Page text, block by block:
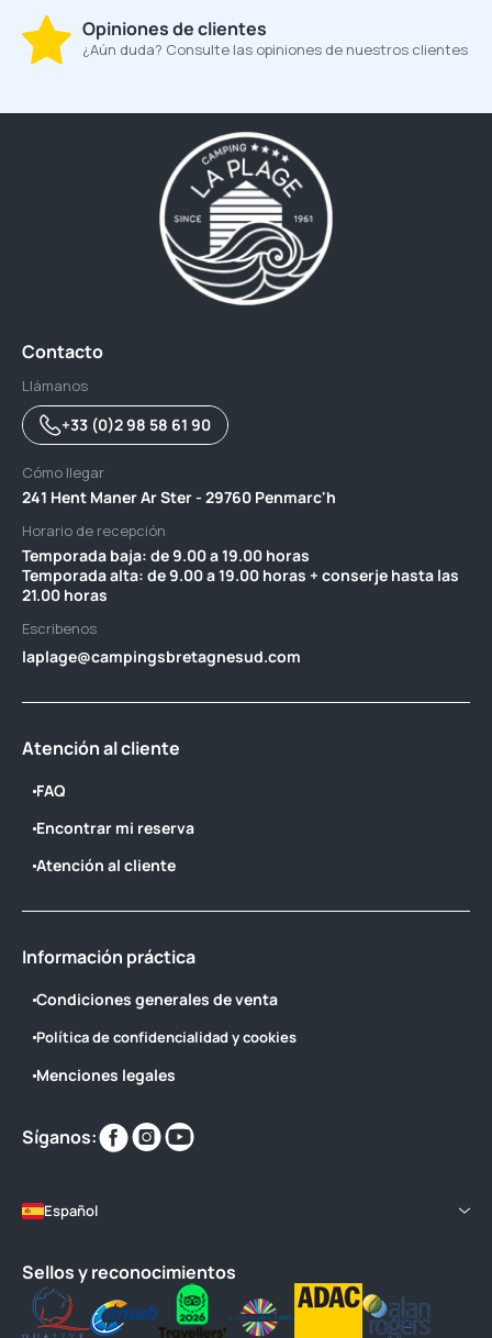
Opiniones de clientes
¿Aún duda? Consulte las opiniones de nuestros clientes
Contacto
Llámanos
+33 (0)2 98 58 61 90
Cómo llegar
241 Hent Maner Ar Ster - 29760 Penmarc'h
Horario de recepción
Temporada baja: de 9.00 a 19.00 horas ‎ ‎ ‎ ‎ ‎ ‎ ‎ ‎ ‎ ‎ ‎ ‎ ‎ ‎ ‎ ‎ ‎ ‎ ‎ ‎ ‎ ‎ ‎ ‎ ‎ ‎ ‎ ‎ ‎ ‎ ‎ ‎ ‎ ‎ ‎ ‎ ‎ ‎ ‎ ‎ ‎ ‎ ‎ ‎ ‎
Temporada alta: de 9.00 a 19.00 horas + conserje hasta las
21.00 horas
Escribenos
laplage@campingsbretagnesud.com
Atención al cliente
FAQ
Encontrar mi reserva
Atención al cliente
Información práctica
Condiciones generales de venta
Política de confidencialidad y cookies
Menciones legales
Síganos:
Encuéntranos
en
Encuéntranos
en
Español
Sellos y reconocimientos